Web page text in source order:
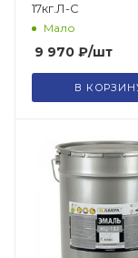
17кг.Л-С
Мало
9 970 ₽/шт
В